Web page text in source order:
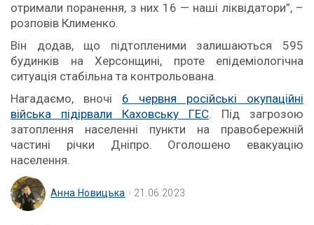
отримали поранення, з них 16 — наші ліквідатори”, –
розповів Клименко.
Він додав, що підтопленими залишаються 595
будинків на Херсонщині, проте епідеміологічна
ситуація стабільна та контрольована.
Нагадаємо, вночі 6 червня російські окупаційні
війська підірвали Каховську ГЕС. Під загрозою
затоплення населенні пункти на правобережній
частині річки Дніпро. Оголошено евакуацію
населення.
Анна Новицька 21.06.2023